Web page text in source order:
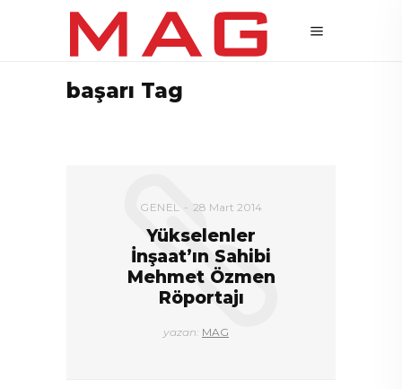
başarı Tag
GENEL 28 Mart 2014
Yükselenler
İnşaat’ın Sahibi
Mehmet Özmen
Röportajı
yazan: MAG